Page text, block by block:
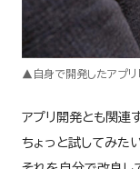
▲自身で開発したアプリ
アプリ開発とも関連
ちょっと試してみた